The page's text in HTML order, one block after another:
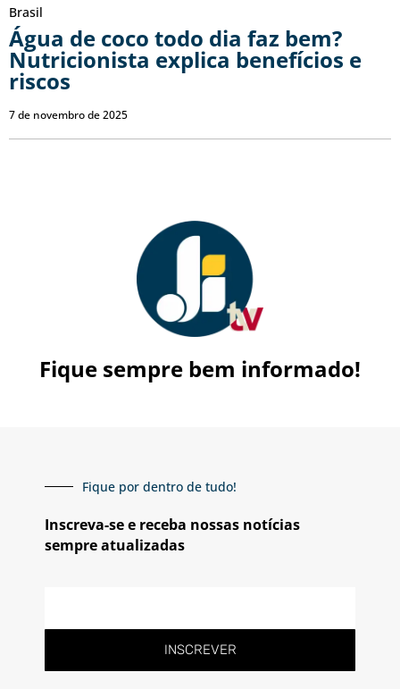
Brasil
Água de coco todo dia faz bem?
Nutricionista explica benefícios e
riscos
7 de novembro de 2025
Fique sempre bem informado!
Fique por dentro de tudo!
Inscreva-se e receba nossas notícias
sempre atualizadas
INSCREVER